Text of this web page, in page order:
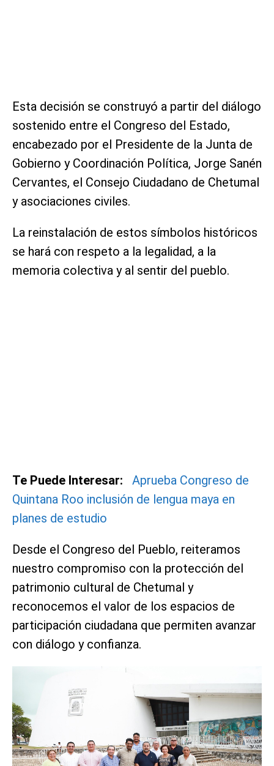
Esta decisión se construyó a partir del diálogo
sostenido entre el Congreso del Estado,
encabezado por el Presidente de la Junta de
Gobierno y Coordinación Política, Jorge Sanén
Cervantes, el Consejo Ciudadano de Chetumal
y asociaciones civiles.
La reinstalación de estos símbolos históricos
se hará con respeto a la legalidad, a la
memoria colectiva y al sentir del pueblo.
Te Puede Interesar:
Aprueba Congreso de
Quintana Roo inclusión de lengua maya en
planes de estudio
Desde el Congreso del Pueblo, reiteramos
nuestro compromiso con la protección del
patrimonio cultural de Chetumal y
reconocemos el valor de los espacios de
participación ciudadana que permiten avanzar
con diálogo y confianza.